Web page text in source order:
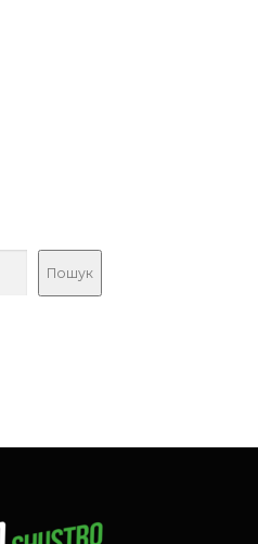
Пошук